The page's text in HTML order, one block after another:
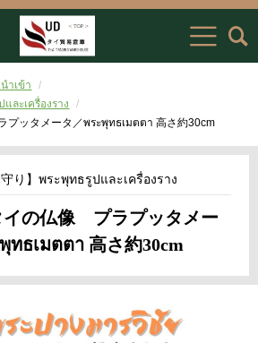
ำเข้า
และเครื่องราง
プッタメータ／พระพุทธเมตตา 高さ約30cm
守り】พระพุทธรูปและเครื่องราง
イの仏像 プラプッタメー
ทธเมตตา 高さ約30cm